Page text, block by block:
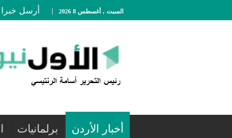
السبت , أغسطس 8 2026 أرسل خبرا
أخبار الأردن برلمانيات